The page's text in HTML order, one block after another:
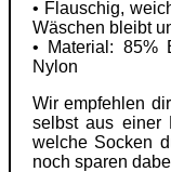
• Flauschig,
Wäschen bleibt
• Material: 85%
Nylon
Wir empfehlen
selbst aus einer
welche Socken
noch sparen